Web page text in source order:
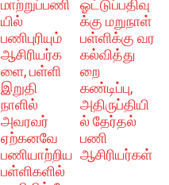
மாற்றுப்பணி
யில்
பணிபுரியும்
ஆசிரியர்க
ளை, பள்ளி
இறுதி
நாளில்
அவரவர்
ஏற்கனவே
பணியாற்றிய
பள்ளிகளில்
ஓட்டுப்பதிவு
க்கு மறுநாள்
பள்ளிக்கு வர
கல்வித்து
றை
கண்டிப்பு,
அதிருப்தியி
ல் தேர்தல்
பணி
ஆசிரியர்கள்